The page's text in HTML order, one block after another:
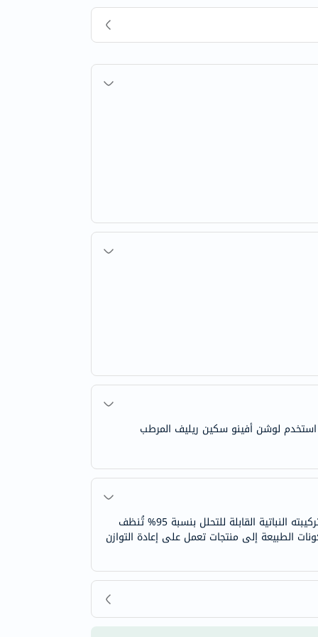
لوشن أفينو سكين ريليف المرطب
يُذيب جل الإستحمام أفينو سكين ريليف الفاخر الأوساخ والشوائب بخبرة ويُخفف أي شعور بالتهيج ليترك البشرة ناعمة ومريحة. تركيبته النباتية القابلة للتحلل بنسبة 95% تُنظف
الطبيعة إلى منتجات تعمل على إعادة التوازن